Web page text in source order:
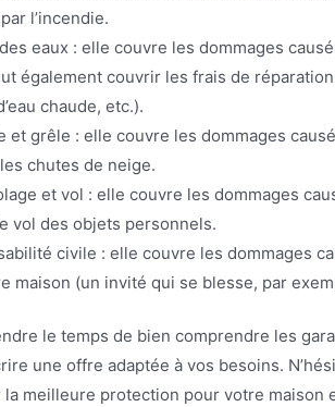
l’incendie.
eaux : elle couvre les dommages
également couvrir les frais de
chaude, etc.).
et grêle : elle couvre les dommages
chutes de neige.
et vol : elle couvre les dommages
vol des objets personnels.
civile : elle couvre les dommages
maison (un invité qui se blesse, par
le temps de bien comprendre les
une offre adaptée à vos besoins.
meilleure protection pour votre maison